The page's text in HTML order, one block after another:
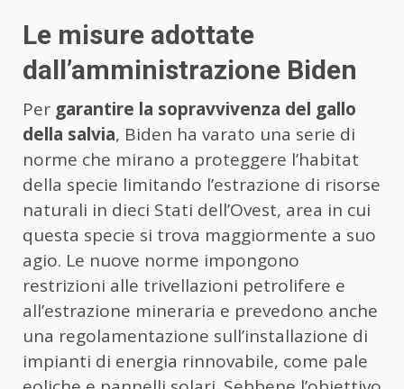
Le misure adottate
dall’amministrazione Biden
Per garantire la sopravvivenza del gallo
della salvia, Biden ha varato una serie di
norme che mirano a proteggere l’habitat
della specie limitando l’estrazione di risorse
naturali in dieci Stati dell’Ovest, area in cui
questa specie si trova maggiormente a suo
agio. Le nuove norme impongono
restrizioni alle trivellazioni petrolifere e
all’estrazione mineraria e prevedono anche
una regolamentazione sull’installazione di
impianti di energia rinnovabile, come pale